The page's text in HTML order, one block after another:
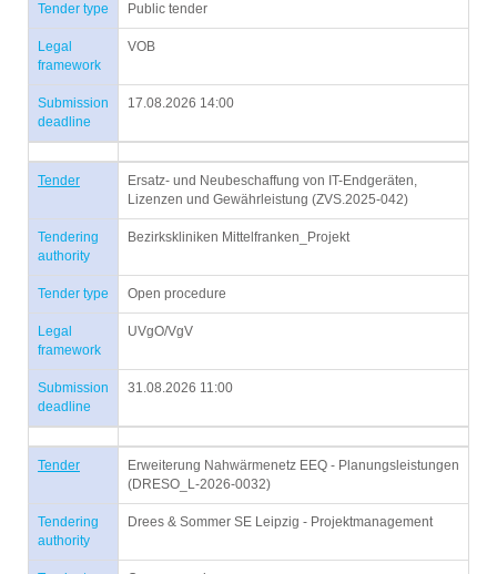
Tender type Public tender
Legal
framework
VOB
Submission
deadline
17.08.2026 14:00
Tender
Ersatz- und Neubeschaffung von IT-Endgeräten,
Lizenzen und Gewährleistung (ZVS.2025-042)
Tendering
authority
Bezirkskliniken Mittelfranken_Projekt
Tender type Open procedure
Legal
framework
UVgO/VgV
Submission
deadline
31.08.2026 11:00
Tender
Erweiterung Nahwärmenetz EEQ - Planungsleistungen
(DRESO_L-2026-0032)
Tendering
authority
Drees & Sommer SE Leipzig - Projektmanagement